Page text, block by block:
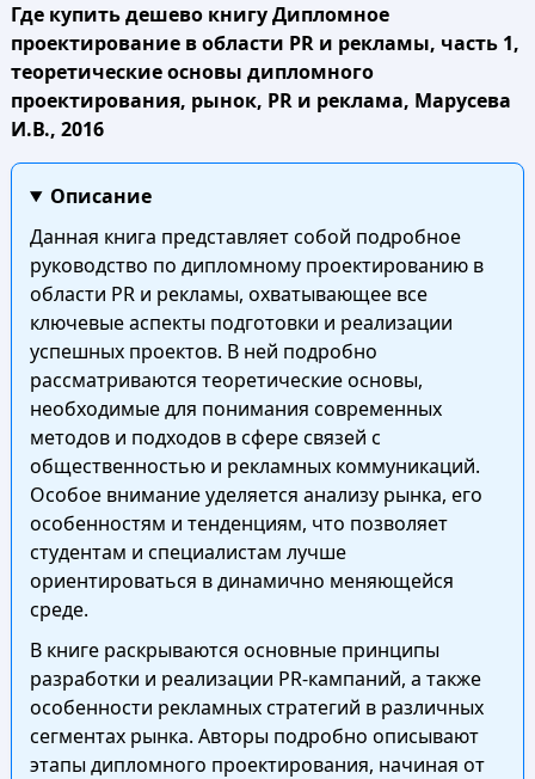
Где купить дешево книгу Дипломное
проектирование в области PR и рекламы, часть 1,
теоретические основы дипломного
проектирования, рынок, PR и реклама, Марусева
И.В., 2016
Описание
Данная книга представляет собой подробное
руководство по дипломному проектированию в
области PR и рекламы, охватывающее все
ключевые аспекты подготовки и реализации
успешных проектов. В ней подробно
рассматриваются теоретические основы,
необходимые для понимания современных
методов и подходов в сфере связей с
общественностью и рекламных коммуникаций.
Особое внимание уделяется анализу рынка, его
особенностям и тенденциям, что позволяет
студентам и специалистам лучше
ориентироваться в динамично меняющейся
среде.
В книге раскрываются основные принципы
разработки и реализации PR-кампаний, а также
особенности рекламных стратегий в различных
сегментах рынка. Авторы подробно описывают
этапы дипломного проектирования, начиная от